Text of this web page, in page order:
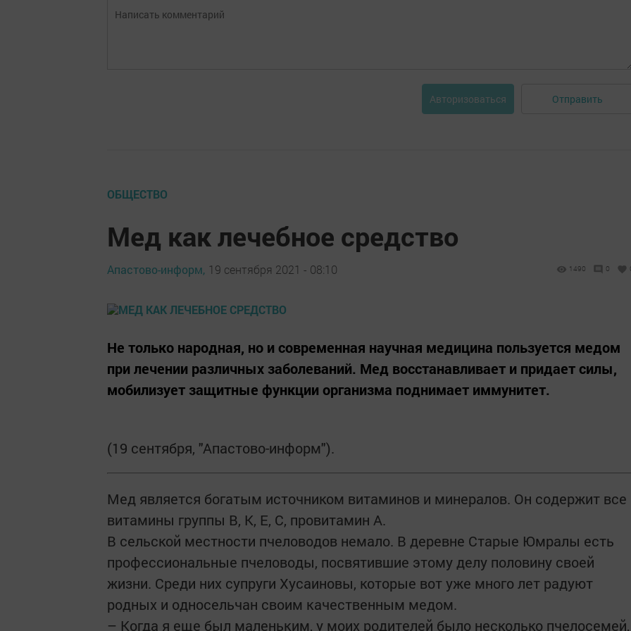
Авторизоваться Отправить
ОБЩЕСТВО
Мед как лечебное средство
Апастово-информ, 19 сентября 2021 - 08:10 1490 0
Не только народная, но и современная научная медицина пользуется медом
при лечении различных заболеваний. Мед восстанавливает и придает силы,
мобилизует защитные функции организма поднимает иммунитет.
(19 сентября, "Апастово-информ").
Мед является богатым источником витаминов и минералов. Он содержит все
витамины группы В, К, Е, С, провитамин А.
В сельской местности пчеловодов немало. В деревне Старые Юмралы есть
профессиональные пчеловоды, посвятившие этому делу половину своей
жизни. Среди них супруги Хусаиновы, которые вот уже много лет радуют
родных и односельчан своим качественным медом.
– Когда я еще был маленьким, у моих родителей было несколько пчелосемей,